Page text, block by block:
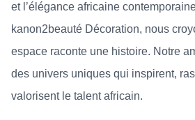
et l’élégance africaine
kanon2beauté Décoration, nous
espace raconte une histoire. Notre
des univers uniques qui inspirent,
valorisent le talent africain.